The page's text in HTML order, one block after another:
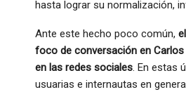
hasta lograr su normalización,
Ante este hecho poco común,
foco de conversación en Carlos
en las redes sociales. En estas
usuarias e internautas en